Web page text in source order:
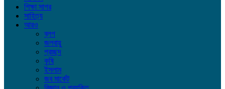
শিক্ষা সাগর
সাহিত্য
আরও
ব্লগ
জলবায়ু
প্রচ্ছদ
কৃষি
ইসলাম
জব মার্কেট